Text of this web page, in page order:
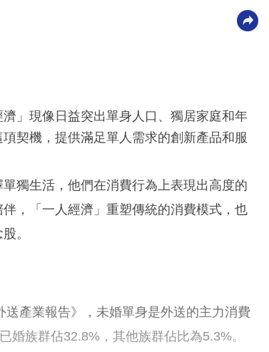
」現像日益突出單身人口、獨居家庭和年
契機，提供滿足單人需求的創新產品和服
獨生活，他們在消費行為上表現出高度的
，「一人經濟」重塑傳統的消費模式，也
。
產業報告》，未婚單身是外送的主力消費
婚族群佔32.8%，其他族群佔比為5.3%。